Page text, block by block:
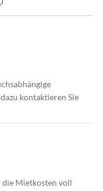
kontaktieren Sie
die Mietkosten voll